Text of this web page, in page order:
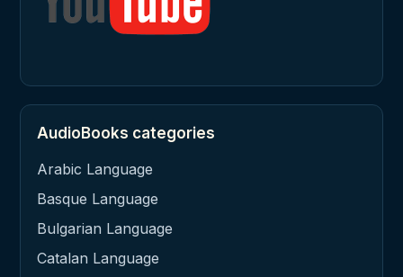
AudioBooks categories
Arabic Language
Basque Language
Bulgarian Language
Catalan Language